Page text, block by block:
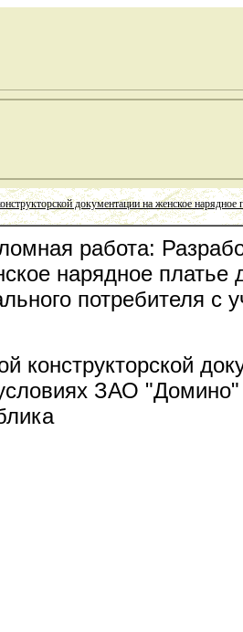
документации на женское
работа:
нарядное платье
потребителя с
конструкторской
ЗАО